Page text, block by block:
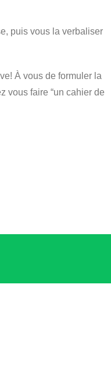
puis vous la verbaliser
À vous de formuler la
vous faire “un cahier de